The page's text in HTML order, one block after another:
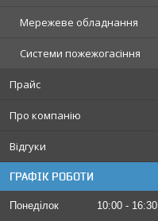
Мережеве обладнання
Системи пожежогасіння
Прайс
Про компанію
Відгуки
ГРАФІК РОБОТИ
Понеділок 10:00
16:30